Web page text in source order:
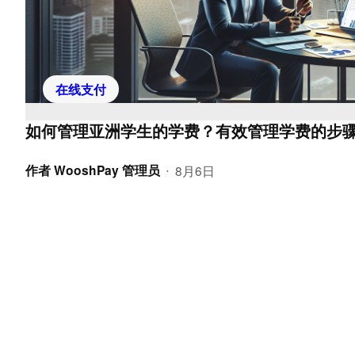
在线支付
如何管理亚洲学生的学费？有效管理学费的步
作者WooshPay 管理员 • 8月6日